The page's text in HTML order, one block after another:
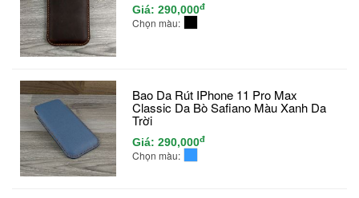
Giá: 290,000đ
Chọn màu:
Bao Da Rút IPhone 11 Pro Max
Classic Da Bò Safiano Màu Xanh Da
Trời
Giá: 290,000đ
Chọn màu: